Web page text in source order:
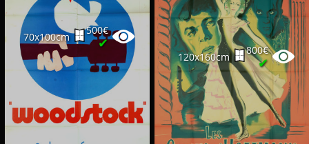
70x100cm
500€
✔
120x160cm
800€
✔